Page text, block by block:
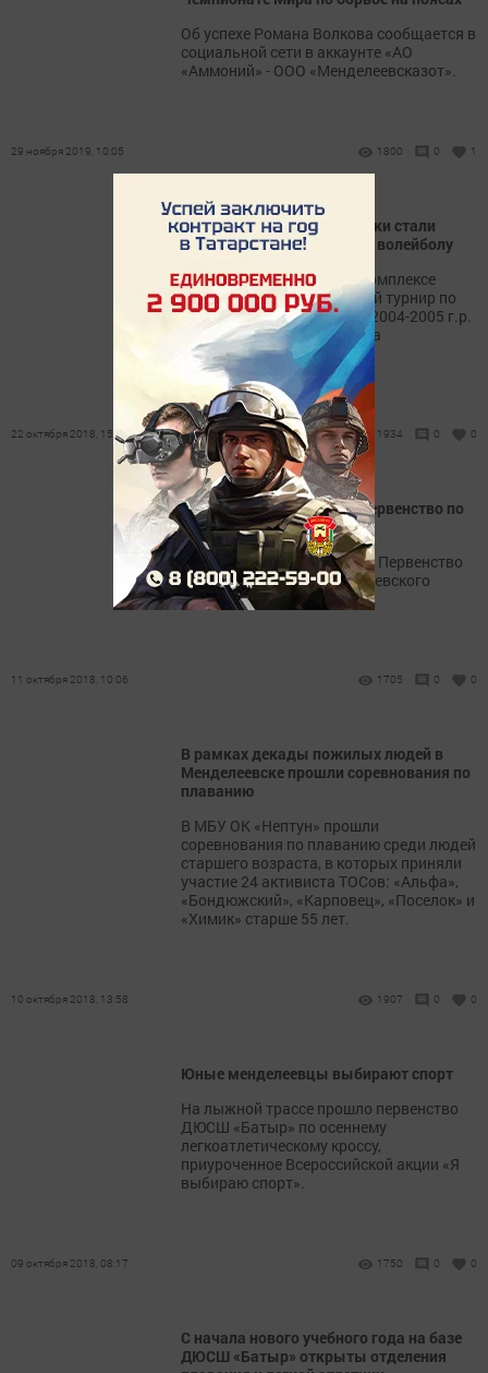
Об успехе Романа Волкова сообщается в
социальной сети в аккаунте «АО
«Аммоний» - ООО «Менделеевсказот».
29 ноября 2019, 10:05 1800 0 1
Менделеевские спортсменки стали
четвертыми на турнире по волейболу
В Кукморе в спортивном комплексе
«Зилант» прошел открытый турнир по
волейболу среди девушек 2004-2005 г.р.
памяти Ильдара Гаязовича
Бадрутдинова.
22 октября 2018, 15:45 1934 0 0
В Менделеевске прошло первенство по
легкой атлетике
В посадках города прошло Первенство
спортивных школ Менделеевского
района по лёгкой атлетике.
11 октября 2018, 10:06 1705 0 0
В рамках декады пожилых людей в
Менделеевске прошли соревнования по
плаванию
В МБУ ОК «Нептун» прошли
соревнования по плаванию среди людей
старшего возраста, в которых приняли
участие 24 активиста ТОСов: «Альфа»,
«Бондюжский», «Карповец», «Поселок» и
«Химик» старше 55 лет.
10 октября 2018, 13:58 1907 0 0
Юные менделеевцы выбирают спорт
На лыжной трассе прошло первенство
ДЮСШ «Батыр» по осеннему
легкоатлетическому кроссу,
приуроченное Всероссийской акции «Я
выбираю спорт».
09 октября 2018, 08:17 1750 0 0
С начала нового учебного года на базе
ДЮСШ «Батыр» открыты отделения